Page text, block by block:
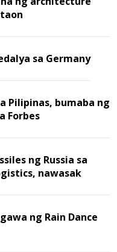
sa Germany
Pilipinas, bumaba ng
Forbes
ng Russia sa
nawasak
ng Rain Dance